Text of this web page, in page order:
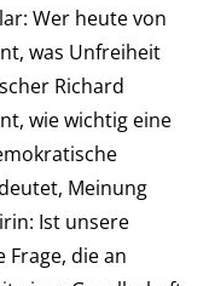
Wer heute von
was Unfreiheit
Richard
wie wichtig eine
Meinung
Ist unsere
Frage, die an